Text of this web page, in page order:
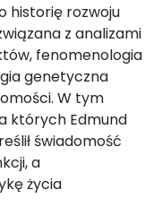
historię rozwoju
z analizami
fenomenologia
genetyczna
W tym
których Edmund
świadomość
a
życia